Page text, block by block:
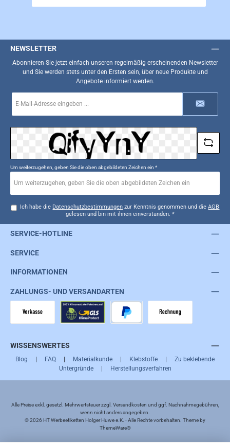
NEWSLETTER
Abonnieren Sie jetzt einfach unseren regelmäßig erscheinenden Newsletter
und Sie werden stets unter den Ersten sein, über neue Produkte und
Angebote informiert werden.
Mail-
*
Um weiterzugehen, geben Sie die oben abgebildeten Zeichen ein *
Ich habe die Datenschutzbestimmungen zur Kenntnis genommen und dieAGB
gelesen und bin mit ihnen einverstanden. *
SERVICE-HOTLINE
SERVICE
INFORMATIONEN
ZAHLUNGS- UND VERSANDARTEN
WISSENSWERTES
Blog FAQ Materialkunde Klebstoffe
Zu beklebende
Untergründe| Herstellungsverfahren
Alle Preise exkl. gesetzl. Mehrwertsteuer zzgl. Versandkosten und ggf. Nachnahmegebühren,
wenn nicht anders angegeben.
© 2026 HT Werbeetiketten Holger Huwe e.K. - Alle Rechte vorbehalten. Theme by
ThemeWare®